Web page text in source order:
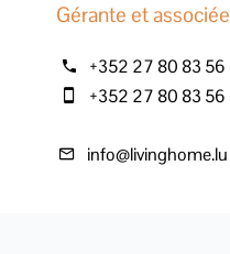
Gérante et associée
+352 27 80 83 56
+352 27 80 83 56
info@livinghome.lu